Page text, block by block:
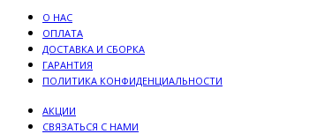
О НАС
ОПЛАТА
ДОСТАВКА И СБОРКА
ГАРАНТИЯ
ПОЛИТИКА КОНФИДЕНЦИАЛЬНОСТИ
АКЦИИ
СВЯЗАТЬСЯ С НАМИ